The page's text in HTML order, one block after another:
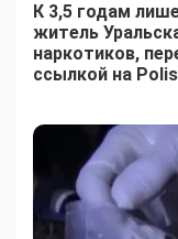
К 3,5 годам
житель
наркотиков,
ссылкой на